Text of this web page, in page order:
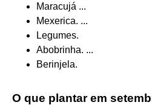
Maracujá ...
Mexerica. ...
Legumes.
Abobrinha. ...
Berinjela.
O que plantar em